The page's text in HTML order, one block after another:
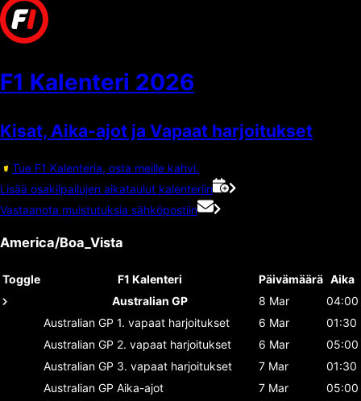
F1 Kalenteri 2026
Kisat, Aika-ajot ja Vapaat harjoitukset
Tue F1 Kalenteria, osta meille kahvi.
Lisää osakilpailujen aikataulut kalenteriin
Vastaanota muistutuksia sähköpostiin
America/Boa_Vista
Toggle F1 Kalenteri Päivämäärä Aika
Australian GP
8 Mar
04:00
Australian GP 1. vapaat harjoitukset 6 Mar
01:30
Australian GP 2. vapaat harjoitukset 6 Mar
05:00
Australian GP 3. vapaat harjoitukset 7 Mar
01:30
Australian GP Aika-ajot 7 Mar
05:00